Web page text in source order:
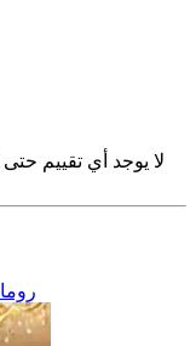
لا يوجد أي تقييم